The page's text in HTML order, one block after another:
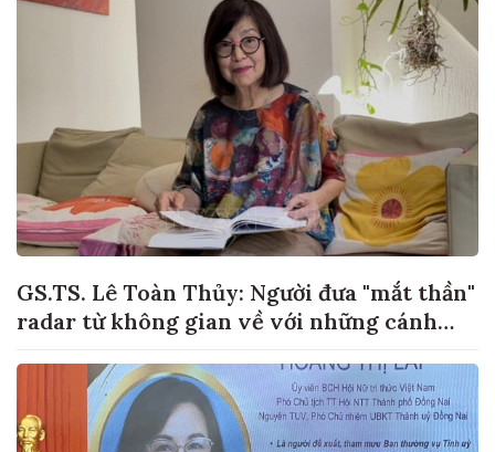
GS.TS. Lê Toàn Thủy: Người đưa "mắt thần"
radar từ không gian về với những cánh